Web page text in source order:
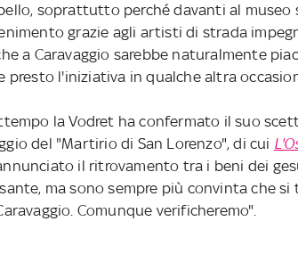
soprattutto perché davanti al museo
grazie agli artisti di strada
a Caravaggio sarebbe naturalmente
presto l'iniziativa in qualche altra
la Vodret ha confermato il suo
del "Martirio di San Lorenzo", di cui
il ritrovamento tra i beni dei
ma sono sempre più convinta che
Comunque verificheremo".